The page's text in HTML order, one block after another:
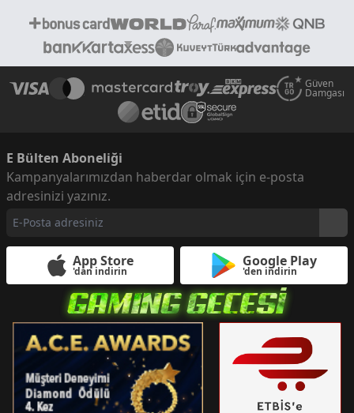
Güven
Damgası
E Bülten Aboneliği
Kampanyalarımızdan haberdar olmak için e-posta
adresinizi yazınız.
App Store
'dan indirin
Google Play
'den indirin